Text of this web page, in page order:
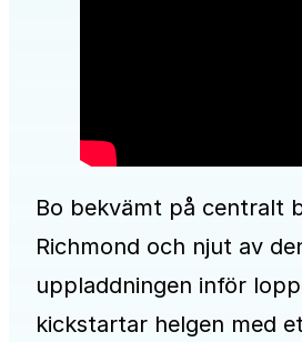
Bo bekvämt på centralt
Richmond och njut av
uppladdningen inför
kickstartar helgen med